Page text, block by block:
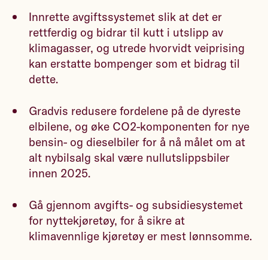
Innrette avgiftssystemet slik at det er
rettferdig og bidrar til kutt i utslipp av
klimagasser, og utrede hvorvidt veiprising
kan erstatte bompenger som et bidrag til
dette.
Gradvis redusere fordelene på de dyreste
elbilene, og øke CO2-komponenten for nye
bensin- og dieselbiler for å nå målet om at
alt nybilsalg skal være nullutslippsbiler
innen 2025.
Gå gjennom avgifts- og subsidiesystemet
for nyttekjøretøy, for å sikre at
klimavennlige kjøretøy er mest lønnsomme.